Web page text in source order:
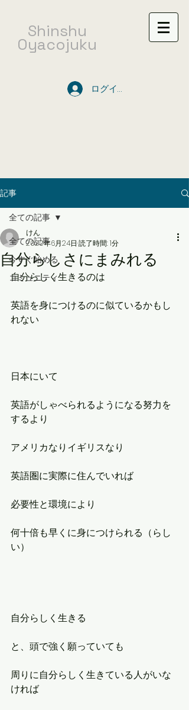
​Shinshu
Oyacojuku
ログイン
記事
全ての記事
今すぐ始める
コミュニティ
全ての記事
自分らしさにまみれる
けん
2020年6月24日 読了時間: 1分
自分らしく生きるのは
英語を身につけるのに似ているかもし
れない
日本にいて
英語がしゃべられるようになる努力を
するより
アメリカなりイギリスなり
英語圏に実際に住んでいれば
必要性と環境により
何十倍も早くに身につけられる（らし
い）
自分らしく生きる
と、頭で強く願っていても
周りに自分らしく生きている人がいな
ければ